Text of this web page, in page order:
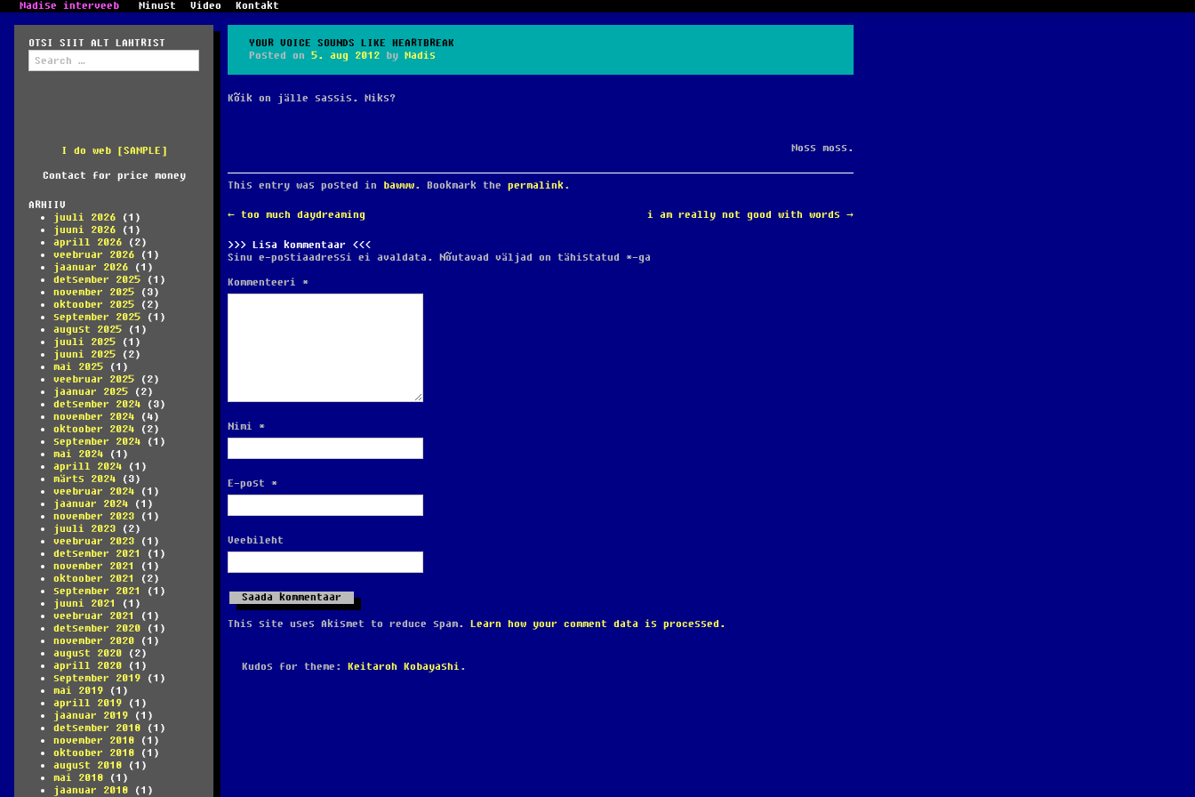
Madise interveeb Minust Video Kontakt
OTSI SIIT ALT LAHTRIST
Search
for:
I do web [SAMPLE]
Contact for price money
ARHIIV
juuli 2026 (1)
juuni 2026 (1)
aprill 2026 (2)
veebruar 2026 (1)
jaanuar 2026 (1)
detsember 2025 (1)
november 2025 (3)
oktoober 2025 (2)
september 2025 (1)
august 2025 (1)
juuli 2025 (1)
juuni 2025 (2)
mai 2025 (1)
veebruar 2025 (2)
jaanuar 2025 (2)
detsember 2024 (3)
november 2024 (4)
oktoober 2024 (2)
september 2024 (1)
mai 2024 (1)
aprill 2024 (1)
märts 2024 (3)
veebruar 2024 (1)
jaanuar 2024 (1)
november 2023 (1)
juuli 2023 (2)
veebruar 2023 (1)
detsember 2021
(1)
november 2021
(1)
oktoober 2021
(2)
september 2021
(1)
juuni 2021
(1)
veebruar 2021
(1)
detsember 2020 (1)
november 2020 (1)
august 2020 (2)
aprill 2020 (1)
september 2019 (1)
mai 2019 (1)
aprill 2019 (1)
jaanuar 2019 (1)
detsember 2018 (1)
november 2018 (1)
oktoober 2018 (1)
august 2018 (1)
mai 2018 (1)
jaanuar 2018 (1)
YOUR VOICE SOUNDS LIKE HEARTBREAK
Posted on 5. aug 2012 by Madis
Kõik on jälle sassis. Miks?
Moss moss.
This entry was posted in bawww. Bookmark the permalink .
POST
← too much daydreaming i am really not good with words →
Lisa kommentaar
Sinu e-postiaadressi ei avaldata. Nõutavad väljad on tähistatud *-ga
Kommenteeri *
Nimi *
E-post *
Veebileht
This site uses Akismet to reduce spam. Learn how your comment data is processed.
Kudos for theme: Keitaroh Kobayashi .